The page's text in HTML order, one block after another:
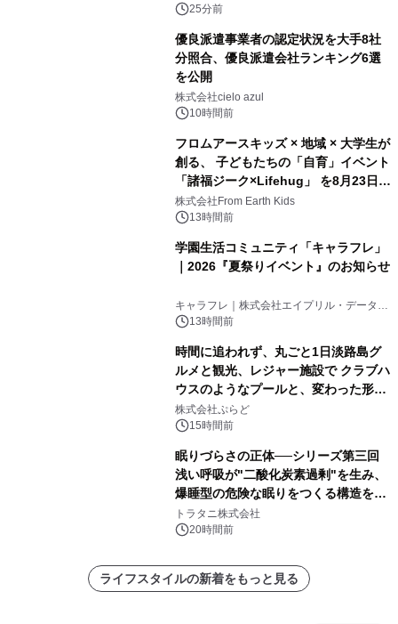
25分前
優良派遣事業者の認定状況を大手8社
分照合、優良派遣会社ランキング6選
を公開
株式会社cielo azul
10時間前
フロムアースキッズ × 地域 × 大学生が
創る、 子どもたちの「自育」イベント
「諸福ジーク×Lifehug」 を8月23日
(日)開催
株式会社From Earth Kids
13時間前
学園生活コミュニティ「キャラフレ」
｜2026『夏祭りイベント』のお知らせ
キャラフレ｜株式会社エイプリル・データ・
デザインズ
13時間前
時間に追われず、丸ごと1日淡路島グ
ルメと観光、レジャー施設で クラブハ
ウスのようなプールと、変わった形の
サウナも 「THE BOXY AWAJI」のお
得な素泊まり連泊プランで
株式会社ぷらど
15時間前
眠りづらさの正体──シリーズ第三回
浅い呼吸が"二酸化炭素過剰"を生み、
爆睡型の危険な眠りをつくる構造を解
説
トラタニ株式会社
20時間前
ライフスタイルの新着をもっと見る